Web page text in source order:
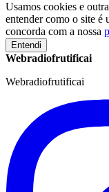
Usamos cookies e
entender como o site é
concorda com a nossa
Entendi
Webradiofrutificai
Webradiofrutificai